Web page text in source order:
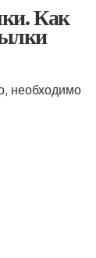
Как
необходимо